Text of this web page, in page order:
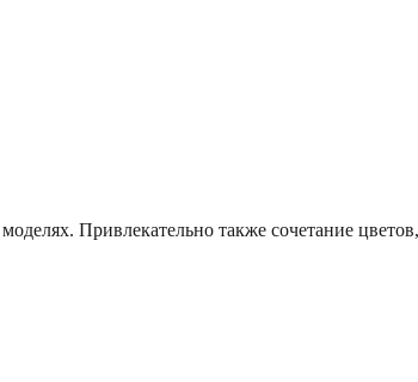
Привлекательно также сочетание цветов,